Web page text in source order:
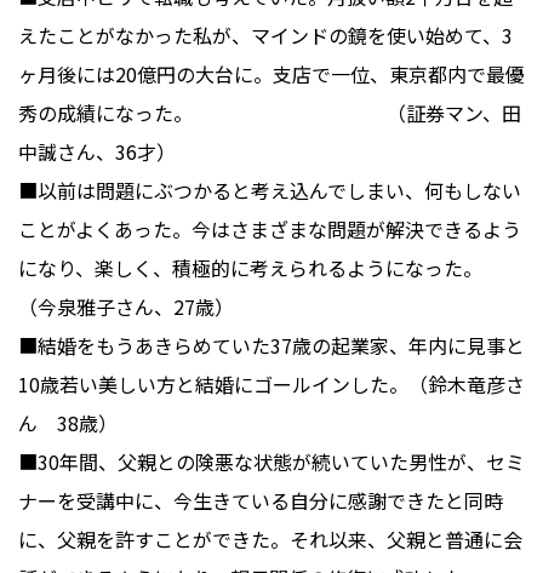
えたことがなかった私が、マインドの鏡を使い始めて、3
ヶ月後には20億円の大台に。支店で一位、東京都内で最優
秀の成績になった。 （証券マン、田
中誠さん、36才）
■以前は問題にぶつかると考え込んでしまい、何もしない
ことがよくあった。今はさまざまな問題が解決できるよう
になり、楽しく、積極的に考えられるようになった。
（今泉雅子さん、27歳）
■結婚をもうあきらめていた37歳の起業家、年内に見事と
10歳若い美しい方と結婚にゴールインした。（鈴木竜彦さ
ん 38歳）
■30年間、父親との険悪な状態が続いていた男性が、セミ
ナーを受講中に、今生きている自分に感謝できたと同時
に、父親を許すことができた。それ以来、父親と普通に会